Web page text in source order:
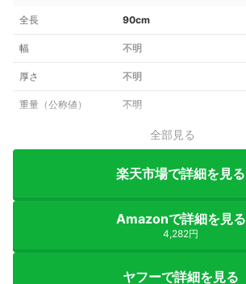
全長 90cm
幅 不明
厚さ 不明
重量（公称値） 不明
全部見る
楽天市場で詳細を見る
Amazonで詳細を見る
4,282円
ヤフーで詳細を見る